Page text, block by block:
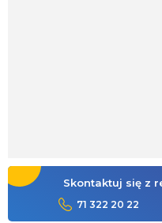
Skontaktuj się z
71 322 20 22